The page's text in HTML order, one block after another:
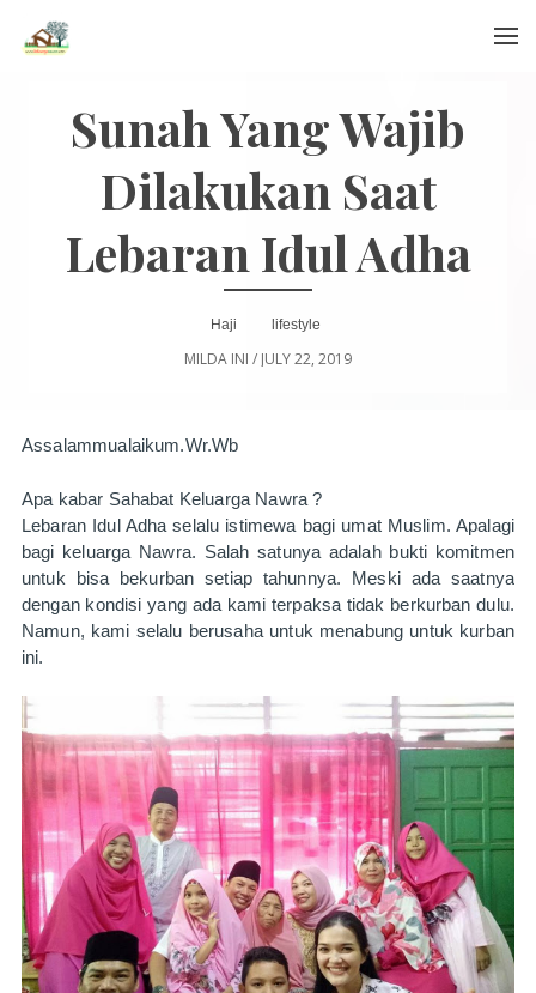
Sunah Yang Wajib
Dilakukan Saat
Lebaran Idul Adha
Haji lifestyle
MILDA INI / JULY 22, 2019
Assalammualaikum.Wr.Wb
Apa kabar Sahabat Keluarga Nawra ?
Lebaran Idul Adha selalu istimewa bagi umat Muslim. Apalagi
bagi keluarga Nawra. Salah satunya adalah bukti komitmen
untuk bisa bekurban setiap tahunnya. Meski ada saatnya
dengan kondisi yang ada kami terpaksa tidak berkurban dulu.
Namun, kami selalu berusaha untuk menabung untuk kurban
ini.